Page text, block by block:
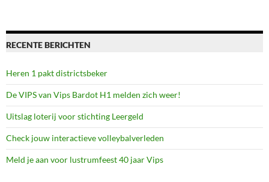
RECENTE BERICHTEN
Heren 1 pakt districtsbeker
De VIPS van Vips Bardot H1 melden zich weer!
Uitslag loterij voor stichting Leergeld
Check jouw interactieve volleybalverleden
Meld je aan voor lustrumfeest 40 jaar Vips